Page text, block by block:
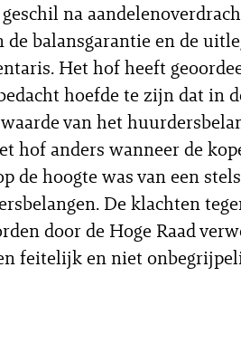
na
balansgarantie en de
Het hof heeft
hoefde te zijn dat in
van het
hof anders wanneer de
de hoogte was van een
De klachten
door de Hoge Raad
feitelijk en niet